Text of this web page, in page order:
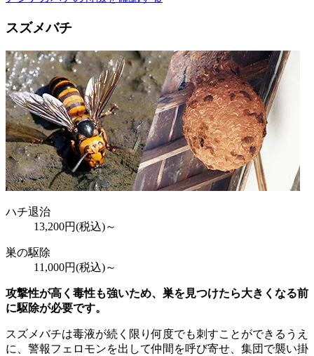
スズメバチ
ハチ退治
13,200円(税込)～
巣の駆除
11,000円(税込)～
攻撃性が高く毒性も強いため、巣を見つけたら大きくなる前
に駆除が必要です。
スズメバチは毒液が続く限り何度でも刺すことができるうえ
に、警報フェロモンを出して仲間を呼び寄せ、集団で襲い掛